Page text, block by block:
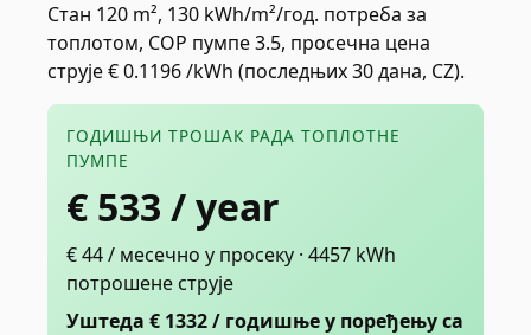
Стан 120 m², 130 kWh/m²/год. потреба за
топлотом, COP пумпе 3.5, просечна цена
струје € 0.1196 /kWh (последњих 30 дана, CZ).
ГОДИШЊИ ТРОШАК РАДА ТОПЛОТНЕ
ПУМПЕ
€ 533 / year
€ 44 / месечно у просеку · 4457 kWh
потрошене струје
Уштеда € 1332 / годишње у поређењу са